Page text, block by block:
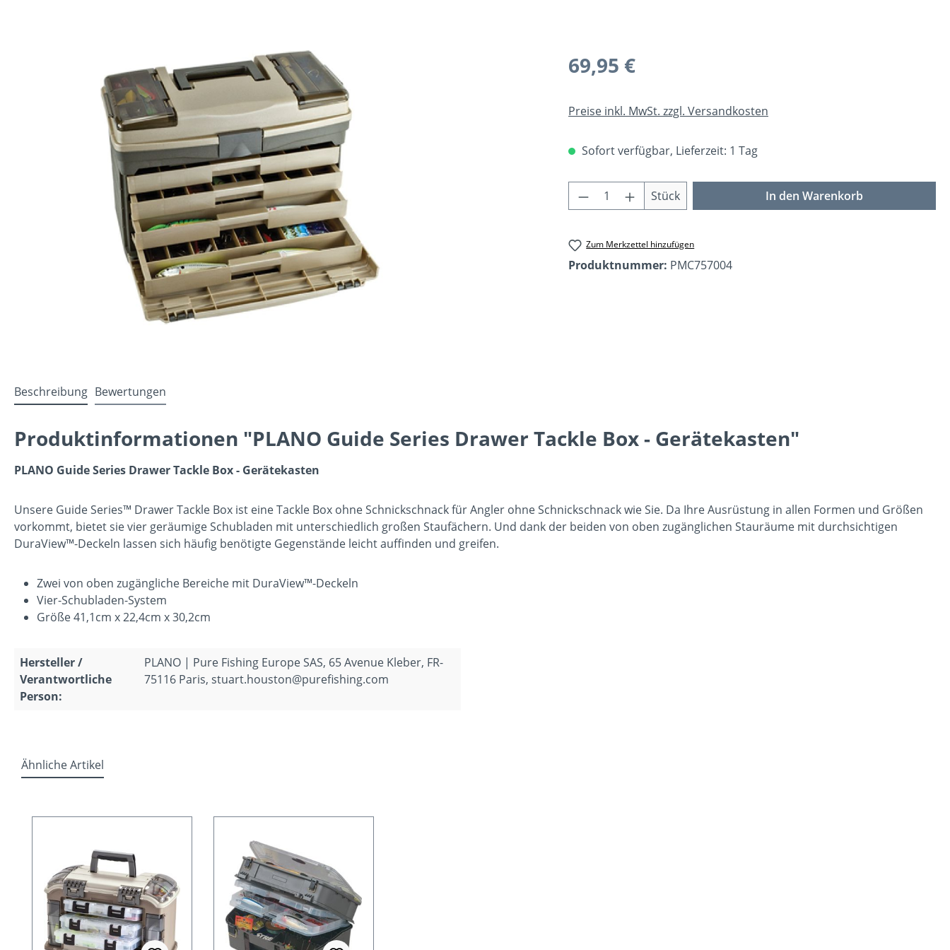
Regulärer Preis:
69,95 €
Preise inkl. MwSt. zzgl. Versandkosten
Sofort verfügbar, Lieferzeit: 1 Tag
Produkt Anzahl: Gib den gewünschten Wert
Stück In den Warenkorb
Zum Merkzettel hinzufügen
Produktnummer: PMC757004
Beschreibung Bewertungen
Produktinformationen "PLANO Guide Series Drawer Tackle Box - Gerätekasten"
PLANO Guide Series Drawer Tackle Box - Gerätekasten
Unsere Guide Series™ Drawer Tackle Box ist eine Tackle Box ohne Schnickschnack für Angler ohne Schnickschnack wie Sie. Da Ihre Ausrüstung in allen Formen und Größen
vorkommt, bietet sie vier geräumige Schubladen mit unterschiedlich großen Staufächern. Und dank der beiden von oben zugänglichen Stauräume mit durchsichtigen
DuraView™-Deckeln lassen sich häufig benötigte Gegenstände leicht auffinden und greifen.
Zwei von oben zugängliche Bereiche mit DuraView™-Deckeln
Vier-Schubladen-System
Größe 41,1cm x 22,4cm x 30,2cm
Hersteller /
Verantwortliche
Person:
PLANO | Pure Fishing Europe SAS, 65 Avenue Kleber, FR-
75116 Paris, stuart.houston@purefishing.com
Ähnliche Artikel